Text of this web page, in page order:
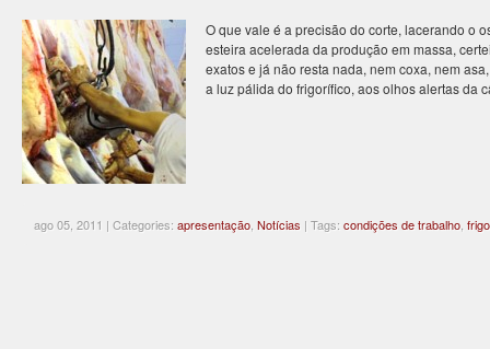
O que vale é a precisão do corte, lacerando o
esteira acelerada da produção em massa,
exatos e já não resta nada, nem coxa, nem
a luz pálida do frigorífico, aos olhos alertas da
ago 05, 2011 | Categories: apresentação Notícias | Tags: condições de trabalho